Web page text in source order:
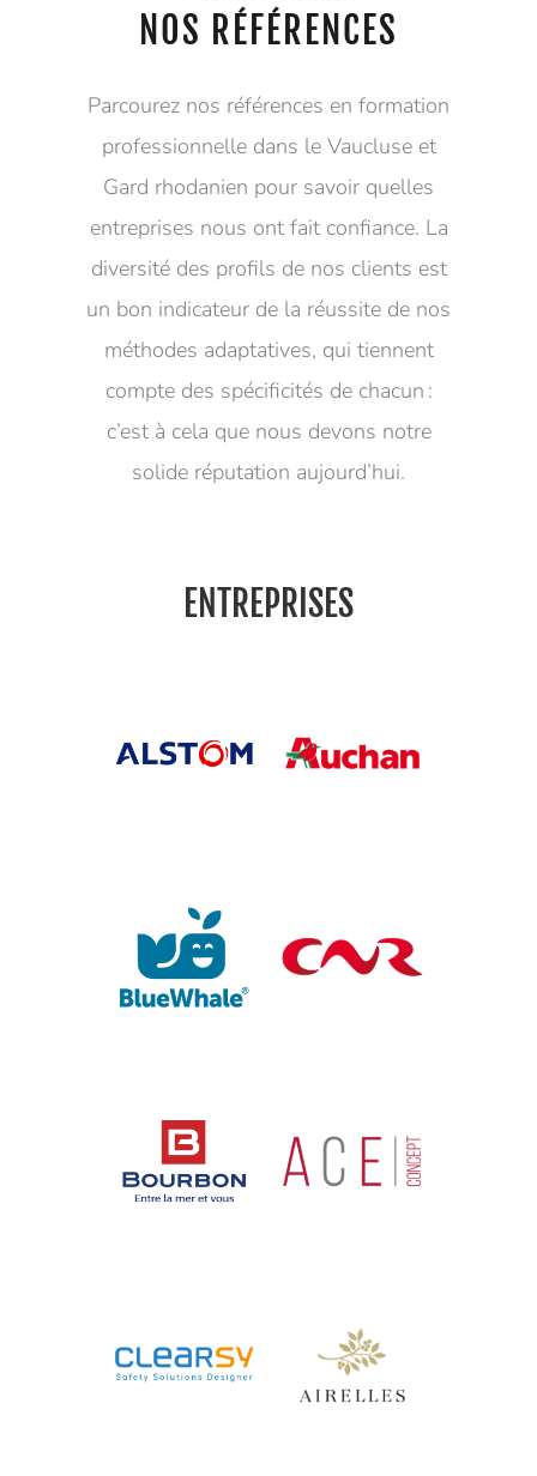
NOS RÉFÉRENCES
Parcourez nos références en formation
professionnelle dans le Vaucluse et
Gard rhodanien pour savoir quelles
entreprises nous ont fait confiance. La
diversité des profils de nos clients est
un bon indicateur de la réussite de nos
méthodes adaptatives, qui tiennent
compte des spécificités de chacun :
c’est à cela que nous devons notre
solide réputation aujourd’hui.
ENTREPRISES